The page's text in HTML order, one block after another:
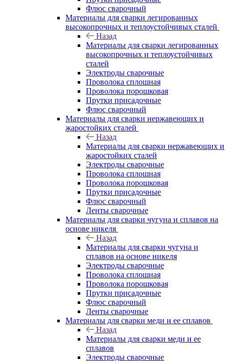
Флюс сварочный
Материалы для сварки легированных
высокопрочных и теплоустойчивых сталей
Назад
Материалы для сварки легированных
высокопрочных и теплоустойчивых
сталей
Электроды сварочные
Проволока сплошная
Проволока порошковая
Прутки присадочные
Флюс сварочный
Материалы для сварки нержавеющих и
жаростойких сталей
Назад
Материалы для сварки нержавеющих и
жаростойких сталей
Электроды сварочные
Проволока сплошная
Проволока порошковая
Прутки присадочные
Флюс сварочный
Ленты сварочные
Материалы для сварки чугуна и сплавов на
основе никеля
Назад
Материалы для сварки чугуна и
сплавов на основе никеля
Электроды сварочные
Проволока сплошная
Проволока порошковая
Прутки присадочные
Флюс сварочный
Ленты сварочные
Материалы для сварки меди и ее сплавов
Назад
Материалы для сварки меди и ее
сплавов
Электроды сварочные